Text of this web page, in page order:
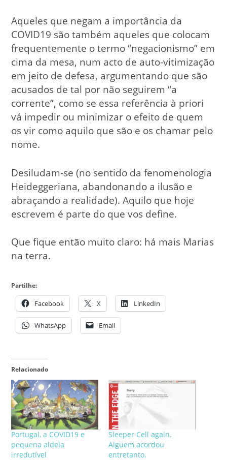
Aqueles que negam a importância da
COVID19 são também aqueles que colocam
frequentemente o termo “negacionismo” em
cima da mesa, num acto de auto-vitimização
em jeito de defesa, argumentando que são
acusados de tal por não seguirem “a
corrente”, como se essa referência à priori
vá impedir ou minimizar o efeito de quem
os vir como aquilo que são e os chamar pelo
nome.
Desiludam-se (no sentido da fenomenologia
Heideggeriana, abandonando a ilusão e
abraçando a realidade). Aquilo que hoje
escrevem é parte do que vos define.
Que fique então muito claro: há mais Marias
na terra.
Partilhe:
Facebook X LinkedIn
WhatsApp Email
Relacionado
Portugal, a COVID19 e
pequena aldeia
irredutível
Sleeper Cell again.
Alguem acordou
entretanto.